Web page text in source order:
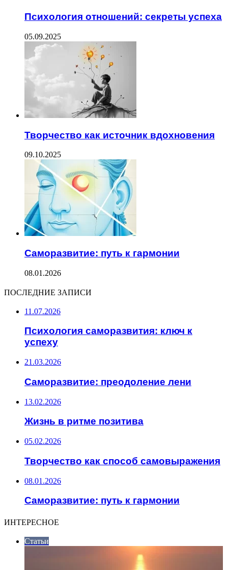
Психология отношений: секреты успеха
05.09.2025
Творчество как источник вдохновения
09.10.2025
Саморазвитие: путь к гармонии
08.01.2026
ПОСЛЕДНИЕ ЗАПИСИ
11.07.2026
Психология саморазвития: ключ к
успеху
21.03.2026
Саморазвитие: преодоление лени
13.02.2026
Жизнь в ритме позитива
05.02.2026
Творчество как способ самовыражения
08.01.2026
Саморазвитие: путь к гармонии
ИНТЕРЕСНОЕ
Статьи